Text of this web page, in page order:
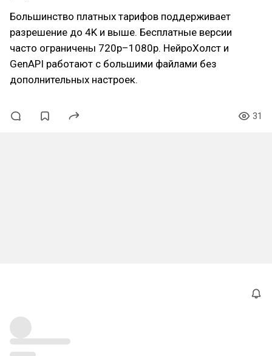
Большинство платных тарифов поддерживает
разрешение до 4K и выше. Бесплатные версии
часто ограничены 720p–1080p. НейроХолст и
GenAPI работают с большими файлами без
дополнительных настроек.
31